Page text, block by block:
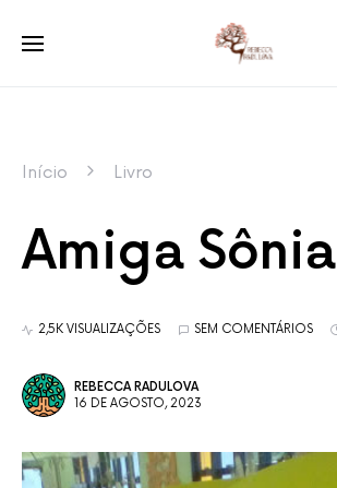
Início Livro
Amiga Sônia
2,5K VISUALIZAÇÕES SEM COMENTÁRIOS
REBECCA RADULOVA
16 DE AGOSTO, 2023